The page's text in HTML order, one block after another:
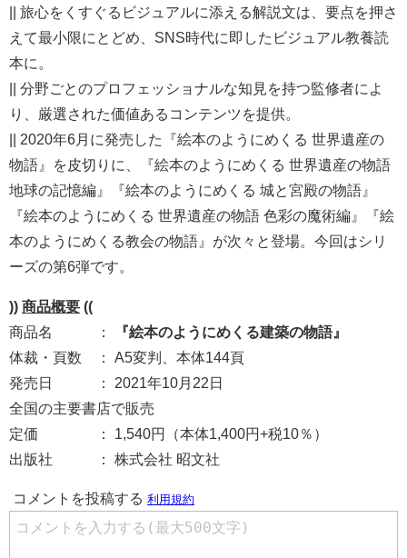
|| 旅心をくすぐるビジュアルに添える解説文は、要点を押さ
えて最小限にとどめ、SNS時代に即したビジュアル教養読
本に。
|| 分野ごとのプロフェッショナルな知見を持つ監修者によ
り、厳選された価値あるコンテンツを提供。
|| 2020年6月に発売した『絵本のようにめくる 世界遺産の
物語』を皮切りに、『絵本のようにめくる 世界遺産の物語
地球の記憶編』『絵本のようにめくる 城と宮殿の物語』
『絵本のようにめくる 世界遺産の物語 色彩の魔術編』『絵
本のようにめくる教会の物語』が次々と登場。今回はシリ
ーズの第6弾です。
)) 商品概要 ((
商品名 ：
『絵本のようにめくる建築の物語』
体裁・頁数 ： A5変判、本体144頁
発売日 ： 2021年10月22日
全国の主要書店で販売
定価 ： 1,540円（本体1,400円+税10％）
出版社 ： 株式会社 昭文社